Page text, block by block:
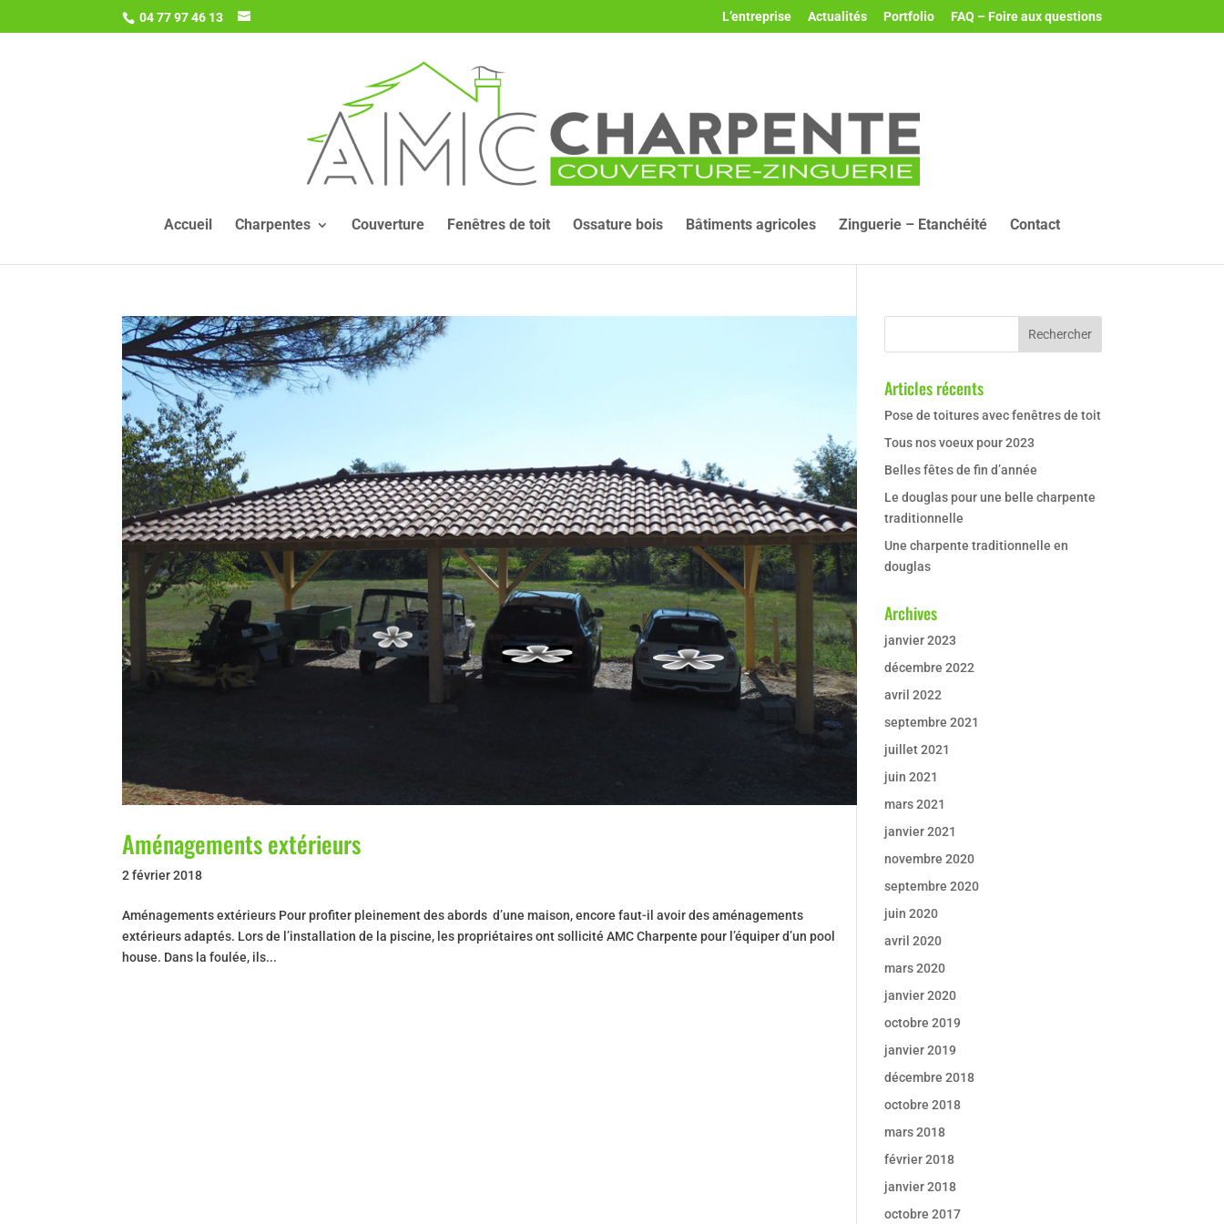
04 77 97 46 13 L’entreprise Actualités Portfolio FAQ – Foire aux questions
Accueil Charpentes Couverture Fenêtres de toit Ossature bois Bâtiments agricoles Zinguerie – Etanchéité Contact
Aménagements extérieurs
2 février 2018
Aménagements extérieurs Pour profiter pleinement des abords d’une maison, encore faut-il avoir des aménagements
extérieurs adaptés. Lors de l’installation de la piscine, les propriétaires ont sollicité AMC Charpente pour l’équiper d’un pool
house. Dans la foulée, ils...
Articles récents
Pose de toitures avec fenêtres de toit
Tous nos voeux pour 2023
Belles fêtes de fin d’année
Le douglas pour une belle charpente
traditionnelle
Une charpente traditionnelle en
douglas
Archives
janvier 2023
décembre 2022
avril 2022
septembre 2021
juillet 2021
juin 2021
mars 2021
janvier 2021
novembre 2020
septembre 2020
juin 2020
avril 2020
mars 2020
janvier 2020
octobre 2019
janvier 2019
décembre 2018
octobre 2018
mars 2018
février 2018
janvier 2018
octobre 2017